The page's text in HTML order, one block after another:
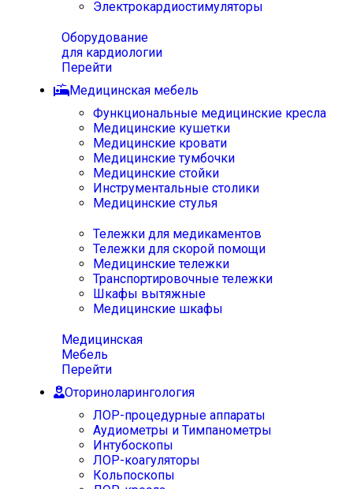
Электрокардиостимуляторы
Оборудование
для кардиологии
Перейти
Медицинская мебель
Функциональные медицинские кресла
Медицинские кушетки
Медицинские кровати
Медицинские тумбочки
Медицинские стойки
Инструментальные столики
Медицинские стулья
Тележки для медикаментов
Тележки для скорой помощи
Медицинские тележки
Транспортировочные тележки
Шкафы вытяжные
Медицинские шкафы
Медицинская
Мебель
Перейти
Оториноларингология
ЛОР-процедурные аппараты
Аудиометры и Тимпанометры
Интубоскопы
ЛОР-коагуляторы
Кольпоскопы